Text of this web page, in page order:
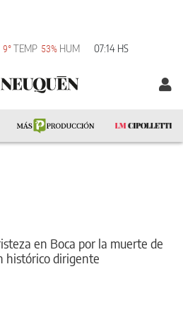
9°TEMP 53% HUM 07:14 HS
en Boca por la muerte de
histórico dirigente